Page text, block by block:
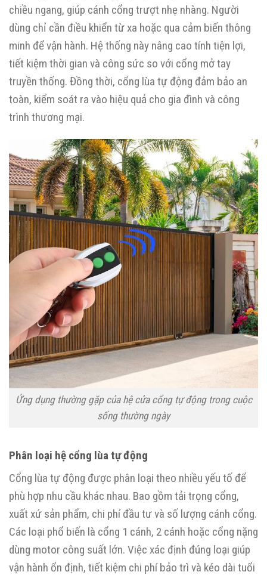
chiều ngang, giúp cánh cổng trượt nhẹ nhàng. Người
dùng chỉ cần điều khiển từ xa hoặc qua cảm biến thông
minh để vận hành. Hệ thống này nâng cao tính tiện lợi,
tiết kiệm thời gian và công sức so với cổng mở tay
truyền thống. Đồng thời, cổng lùa tự động đảm bảo an
toàn, kiểm soát ra vào hiệu quả cho gia đình và công
trình thương mại.
Ứng dụng thường gặp của hệ cửa cổng tự động trong cuộc
sống thường ngày
Phân loại hệ cổng lùa tự động
Cổng lùa tự động được phân loại theo nhiều yếu tố để
phù hợp nhu cầu khác nhau. Bao gồm tải trọng cổng,
xuất xứ sản phẩm, chi phí đầu tư và số lượng cánh cổng.
Các loại phổ biến là cổng 1 cánh, 2 cánh hoặc cổng nặng
dùng motor công suất lớn. Việc xác định đúng loại giúp
vận hành ổn định, tiết kiệm chi phí bảo trì và kéo dài tuổi